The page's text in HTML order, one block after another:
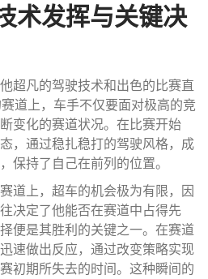
术发挥与关键决
超凡的驾驶技术和出色的比赛直
道上，车手不仅要面对极高的竞
变化的赛道状况。在比赛开始
，通过稳扎稳打的驾驶风格，成
保持了自己在前列的位置。
道上，超车的机会极为有限，因
决定了他能否在赛道中占得先
便是其胜利的关键之一。在赛道
速做出反应，通过改变策略实现
初期所失去的时间。这种瞬间的